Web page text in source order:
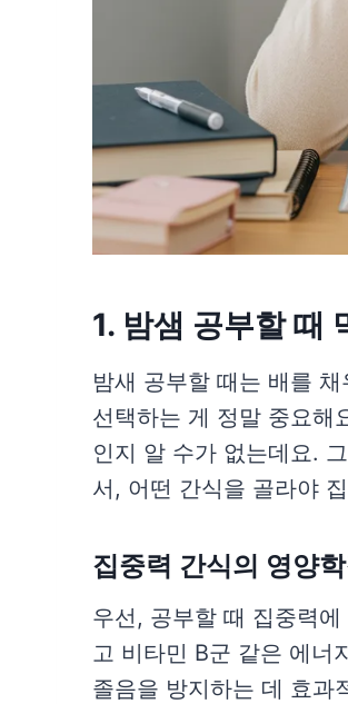
1. 밤샘 공부할 때
밤새 공부할 때는 배를
선택하는 게 정말 중요해
인지 알 수가 없는데요.
서, 어떤 간식을 골라야
집중력 간식의 영양
우선, 공부할 때 집중력
고 비타민 B군 같은 에너
졸음을 방지하는 데 효과